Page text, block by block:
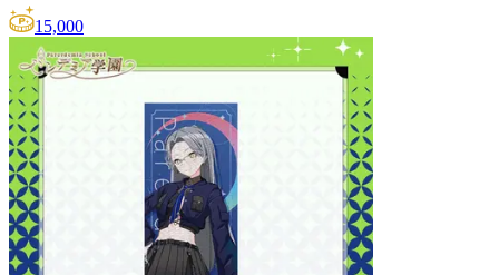
15,000